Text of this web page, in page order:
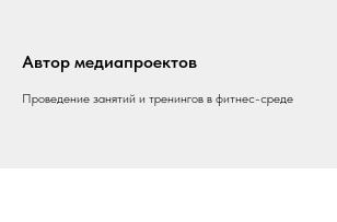
Автор медиапроектов
Проведение занятий и тренингов в фитнес-среде